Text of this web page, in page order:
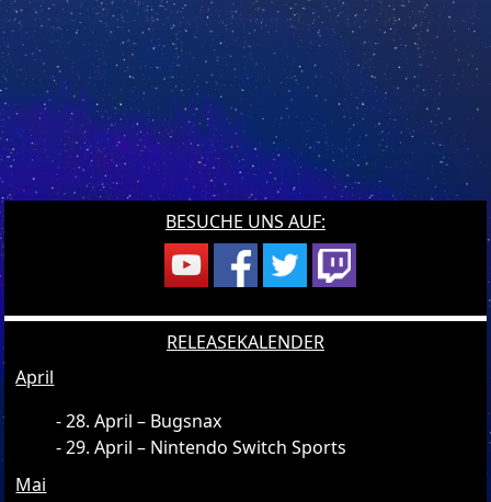
BESUCHE UNS AUF:
RELEASEKALENDER
April
28. April – Bugsnax
29. April – Nintendo Switch Sports
Mai